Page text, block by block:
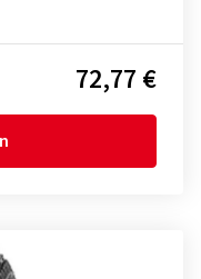
72,77 €